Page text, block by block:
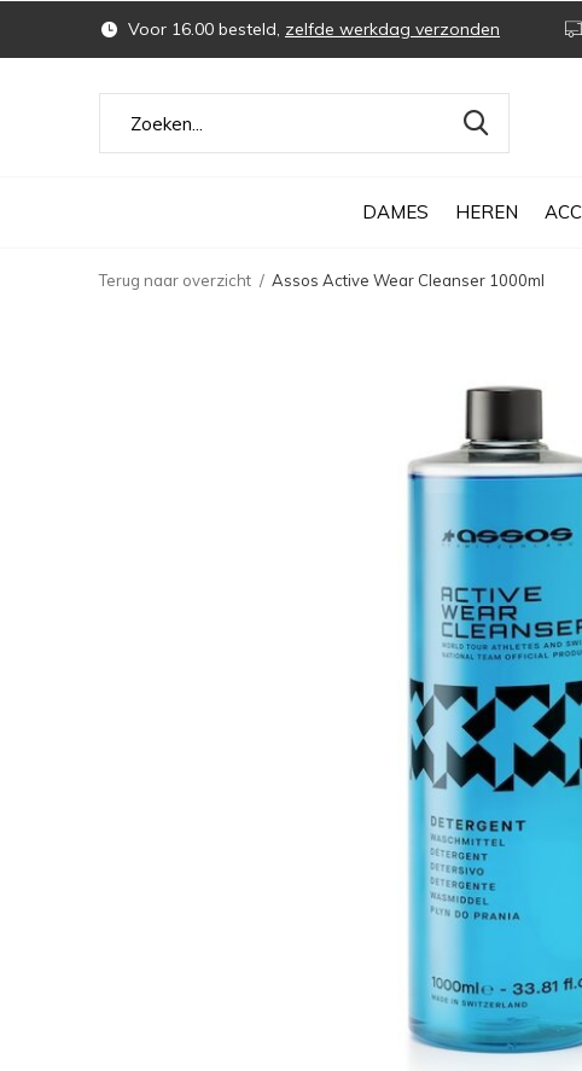
DAMES HEREN
Voor 16.00 besteld, zelfde werkdag verzonden
Terug naar overzicht Assos Active Wear Cleanser 1000ml